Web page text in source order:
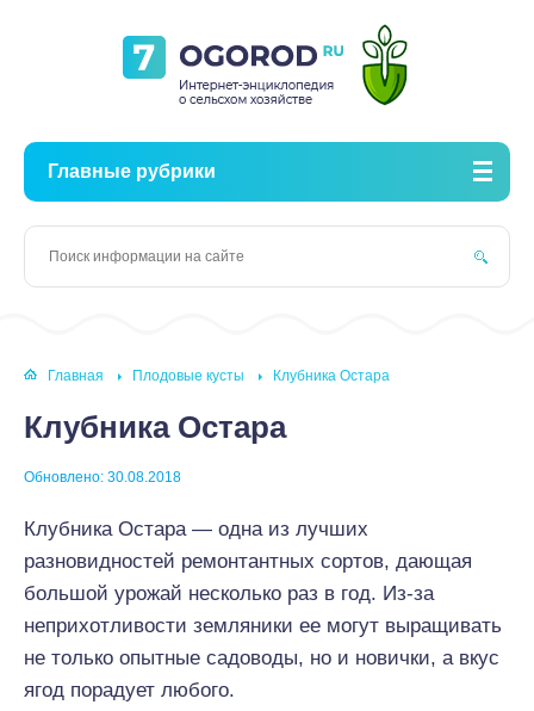
Главные рубрики
Главная Плодовые кусты Клубника Остара
Клубника Остара
Обновлено: 30.08.2018
Клубника Остара — одна из лучших
разновидностей ремонтантных сортов, дающая
большой урожай несколько раз в год. Из-за
неприхотливости земляники ее могут выращивать
не только опытные садоводы, но и новички, а вкус
ягод порадует любого.